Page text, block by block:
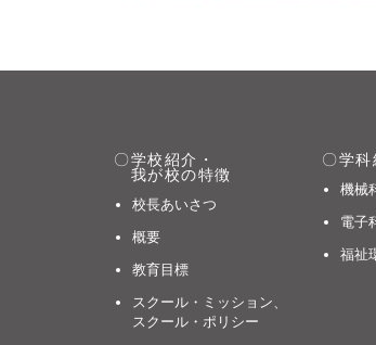
学校紹介・
我が校の特徴
校長あいさつ
概要
教育目標
スクール・ミッション、
スクール・ポリシー
学科
機械
電子
福祉